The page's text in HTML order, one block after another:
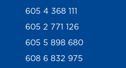
605 4 368 111
605 2 771 126
605 5 898 680
608 6 832 975